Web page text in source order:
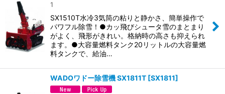
1
SX1510T水冷3気筒の粘りと静かさ、簡単操作で
パワフル除雪！●カッ飛びシュータ雪のまとまり
がよく、飛形がきれい。格納時の高さも抑えられ
ます。●大容量燃料タンク20リットルの大容量燃
料タンクで、給油…
WADOワドー除雪機 SX1811T [SX1811]